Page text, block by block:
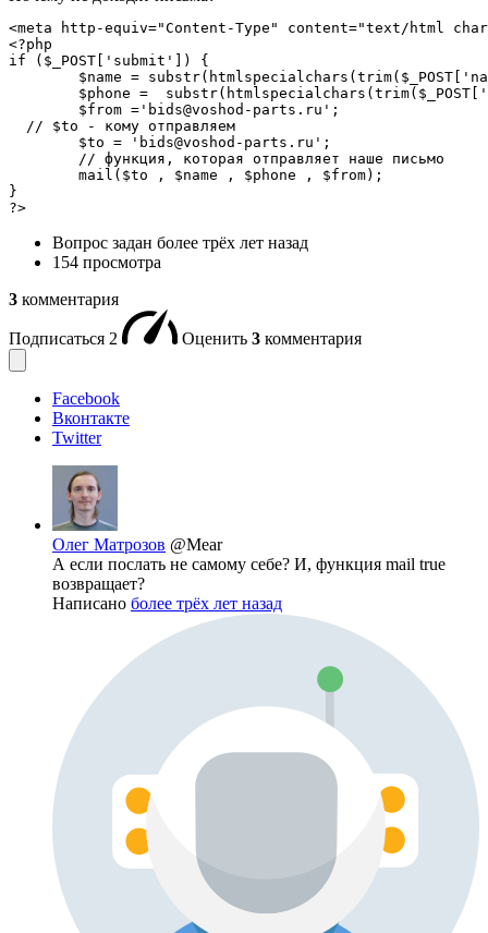
<meta http-equiv="Content-Type" content="text/html
<?php
if ($_POST['submit']) {
$name =
$phone =
        $from ='bids@voshod-parts.ru';
  // $to - кому отправляем
        $to = 'bids@voshod-parts.ru';
        // функция, которая отправляет наше письмо
        mail($to , $name , $phone , $from);
}
?>
Вопрос задан более трёх лет назад
154 просмотра
3 комментария
Подписаться 2 Оценить 3 комментария
Facebook
Вконтакте
Twitter
Олег Матрозов @Mear
А если послать не самому себе? И, функция mail true
возвращает?
Написано более трёх лет назад